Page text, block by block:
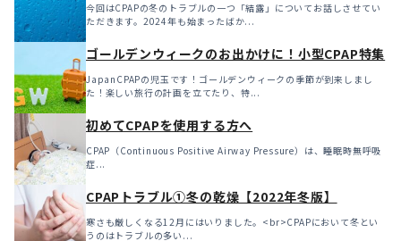
今回はCPAPの冬のトラブルの一つ「結露」についてお話しさせてい
ただきます。2024年も始まったばか...
ゴールデンウィークのお出かけに！小型CPAP特集
JapanCPAPの児玉です！ゴールデンウィークの季節が到来しまし
た！楽しい旅行の計画を立てたり、特...
初めてCPAPを使用する方へ
CPAP（Continuous Positive Airway Pressure）は、睡眠時無呼吸
症...
CPAPトラブル①冬の乾燥【2022年冬版】
寒さも厳しくなる12月にはいりました。<br>CPAPにおいて冬とい
うのはトラブルの多い...